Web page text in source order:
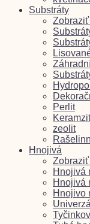
Substráty
Zobraziť
Perlit
Keramzit
zeolit
Hnojivá
Hnojivá
Hnojivá
Hnojivo